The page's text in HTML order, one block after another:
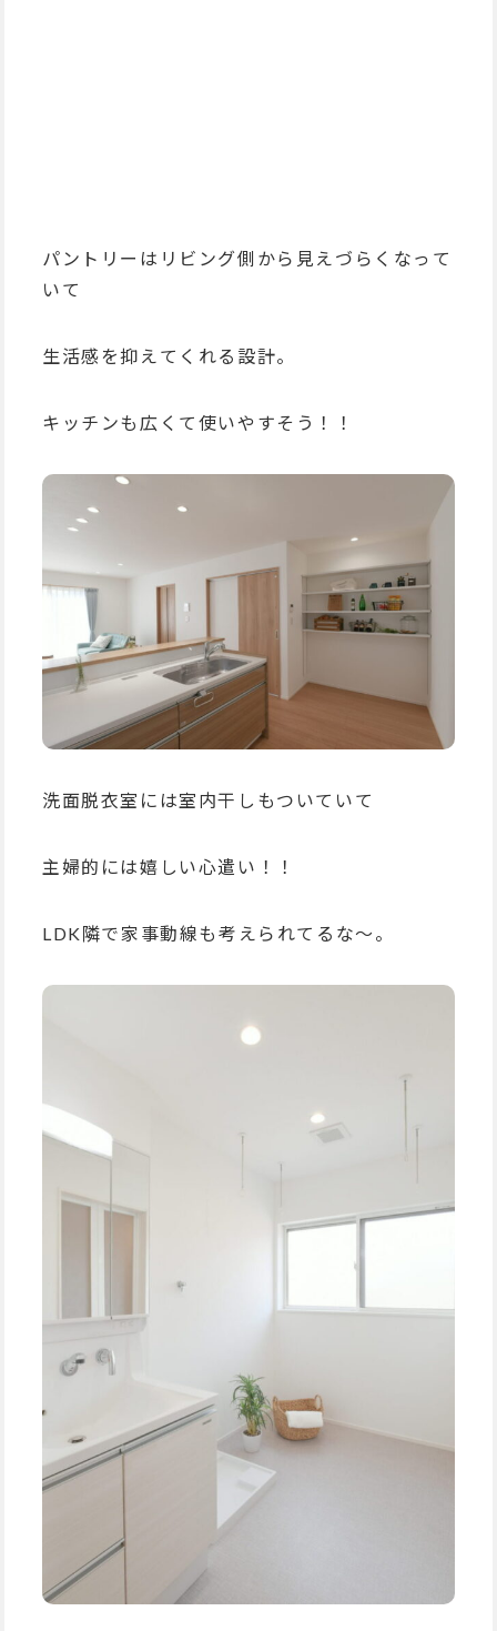
パントリーはリビング側から見えづらくなって
いて
生活感を抑えてくれる設計。
キッチンも広くて使いやすそう！！
洗面脱衣室には室内干しもついていて
主婦的には嬉しい心遣い！！
LDK隣で家事動線も考えられてるな〜。